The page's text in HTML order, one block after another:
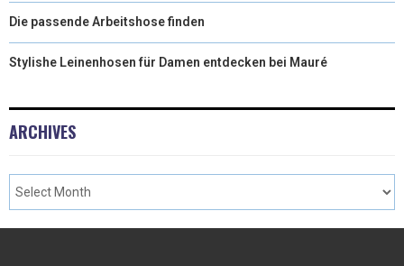
Die passende Arbeitshose finden
Stylishe Leinenhosen für Damen entdecken bei Mauré
ARCHIVES